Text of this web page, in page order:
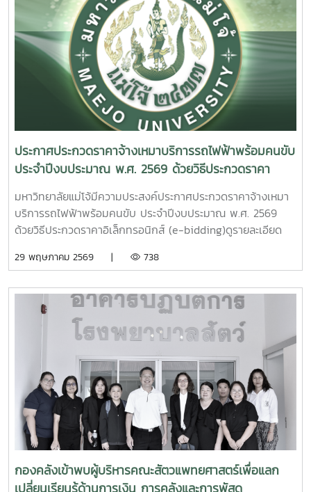
เข้าใจ และพัฒนาศักยภาพบุคลากรด้านการเงินและงบประมาณ
ของมหาวิทยาลัย ให้สามารถจัดทำรายงานทางการเงินของหน่วย
งานและคำนวณต้นทุนผลผลิตได้อย่างถูกต้องตามหลักเกณฑ์และ
มาตรฐานที่กำหนด ตลอดจนสามารถนำข้อมูลที่ได้ไปใช้ในการ
วางแผน การบริหารจัดการ และการตัดสินใจเชิงนโยบายได้อย่าง
มีประสิทธิภาพ อันจะส่งผลต่อการพัฒนาระบบการบริหารจัดการ
ด้านการเงินของมหาวิทยาลัยให้มีความโปร่งใส ตรวจสอบได้ และ
เกิดประโยชน์สูงสุดต่อองค์กรต่อไป
แลกเปลี่ยนข้อมูล ความต้องการใช้งาน และประเด็นทางเทคนิคที่
เกี่ยวข้อง เพื่อนำข้อมูลไปใช้ประกอบการออกแบบแนวทางการ
พัฒนาระบบ (Solution Design) และการบูรณาการข้อมูล
ระหว่างหน่วยงานภายในมหาวิทยาลัย ความร่วมมือในครั้งนี้นับ
เป็นก้าวสำคัญในการยกระดับการบริหารจัดการข้อมูลของ
มหาวิทยาลัยแม่โจ้ โดยมุ่งพัฒนาระบบสารสนเทศที่มีประสิทธิภาพ
เชื่อมโยงข้อมูลอย่างเป็นเอกภาพ และสนับสนุนการดำเนินงาน
ตามภารกิจของมหาวิทยาลัยได้อย่างมีประสิทธิผลในอนาคต
ประกาศประกวดราคาจ้างเหมาบริการรถไฟฟ้าพร้อมคนขับ
ประจำปีงบประมาณ พ.ศ. 2569 ด้วยวิธีประกวดราคา
อิเล็กทรอนิกส์ (e-bidding)
มหาวิทยาลัยแม่โจ้มีความประสงค์ประกาศประกวดราคาจ้างเหมา
บริการรถไฟฟ้าพร้อมคนขับ ประจำปีงบประมาณ พ.ศ. 2569
ด้วยวิธีประกวดราคาอิเล็กทรอนิกส์ (e-bidding)ดูรายละเอียด
29 พฤษภาคม 2569 | 738
กองคลังเข้าพบผู้บริหารคณะสัตวแพทยศาสตร์เพื่อแลก